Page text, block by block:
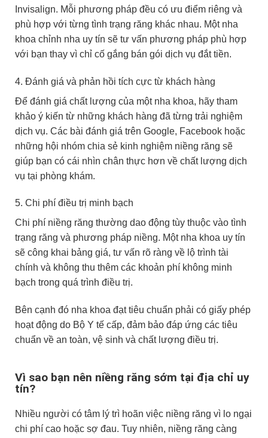
Invisalign. Mỗi phương pháp đều có ưu điểm riêng và
phù hợp với từng tình trạng răng khác nhau. Một nha
khoa chỉnh nha uy tín sẽ tư vấn phương pháp phù hợp
với bạn thay vì chỉ cố gắng bán gói dịch vụ đắt tiền.
4. Đánh giá và phản hồi tích cực từ khách hàng
Để đánh giá chất lượng của một nha khoa, hãy tham
khảo ý kiến từ những khách hàng đã từng trải nghiệm
dịch vụ. Các bài đánh giá trên Google, Facebook hoặc
những hội nhóm chia sẻ kinh nghiệm niềng răng sẽ
giúp bạn có cái nhìn chân thực hơn về chất lượng dịch
vụ tại phòng khám.
5. Chi phí điều trị minh bạch
Chi phí niềng răng thường dao động tùy thuộc vào tình
trạng răng và phương pháp niềng. Một nha khoa uy tín
sẽ công khai bảng giá, tư vấn rõ ràng về lộ trình tài
chính và không thu thêm các khoản phí không minh
bạch trong quá trình điều trị.
Bên cạnh đó nha khoa đạt tiêu chuẩn phải có giấy phép
hoạt động do Bộ Y tế cấp, đảm bảo đáp ứng các tiêu
chuẩn về an toàn, vệ sinh và chất lượng điều trị.
Vì sao bạn nên niềng răng sớm tại địa chỉ uy
tín?
Nhiều người có tâm lý trì hoãn việc niềng răng vì lo ngại
chi phí cao hoặc sợ đau. Tuy nhiên, niềng răng càng